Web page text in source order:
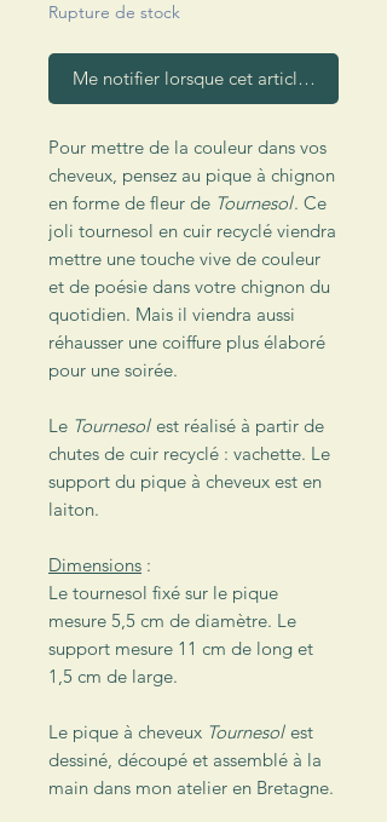
Rupture de stock
Me notifier lorsque cet article est
Pour mettre de la couleur dans vos
cheveux, pensez au pique à chignon
en forme de fleur de Tournesol. Ce
joli tournesol en cuir recyclé viendra
mettre une touche vive de couleur
et de poésie dans votre chignon du
quotidien. Mais il viendra aussi
réhausser une coiffure plus élaboré
pour une soirée.
Le Tournesol est réalisé à partir de
chutes de cuir recyclé : vachette. Le
support du pique à cheveux est en
laiton.
Dimensions :
Le tournesol fixé sur le pique
mesure 5,5 cm de diamètre. Le
support mesure 11 cm de long et
1,5 cm de large.
Le pique à cheveux Tournesol est
dessiné, découpé et assemblé à la
main dans mon atelier en Bretagne.